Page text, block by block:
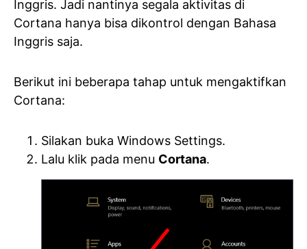
Inggris. Jadi nantinya segala aktivitas di
Cortana hanya bisa dikontrol dengan Bahasa
Inggris saja.
Berikut ini beberapa tahap untuk mengaktifkan
Cortana:
Silakan buka Windows Settings.
Lalu klik pada menu Cortana.